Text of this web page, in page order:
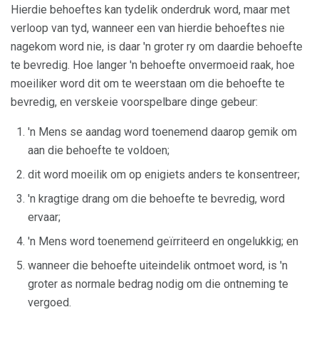
Hierdie behoeftes kan tydelik onderdruk word, maar met
verloop van tyd, wanneer een van hierdie behoeftes nie
nagekom word nie, is daar 'n groter ry om daardie behoefte
te bevredig. Hoe langer 'n behoefte onvermoeid raak, hoe
moeiliker word dit om te weerstaan ​​om die behoefte te
bevredig, en verskeie voorspelbare dinge gebeur:
'n Mens se aandag word toenemend daarop gemik om
aan die behoefte te voldoen;
dit word moeilik om op enigiets anders te konsentreer;
'n kragtige drang om die behoefte te bevredig, word
ervaar;
'n Mens word toenemend geïrriteerd en ongelukkig; en
wanneer die behoefte uiteindelik ontmoet word, is 'n
groter as normale bedrag nodig om die ontneming te
vergoed.